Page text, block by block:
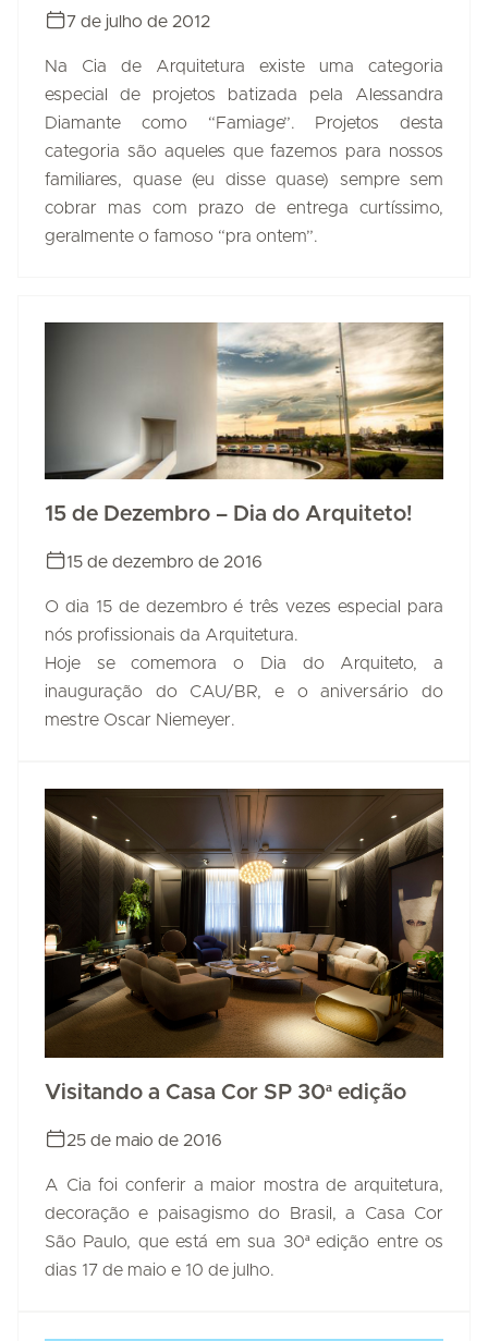
7 de julho de 2012
Na Cia de Arquitetura existe uma categoria
especial de projetos batizada pela Alessandra
Diamante como “Famiage”. Projetos desta
categoria são aqueles que fazemos para nossos
familiares, quase (eu disse quase) sempre sem
cobrar mas com prazo de entrega curtíssimo,
geralmente o famoso “pra ontem”.
15 de Dezembro – Dia do Arquiteto!
15 de dezembro de 2016
O dia 15 de dezembro é três vezes especial para
nós profissionais da Arquitetura.
Hoje se comemora o Dia do Arquiteto, a
inauguração do CAU/BR, e o aniversário do
mestre Oscar Niemeyer.
Visitando a Casa Cor SP 30ª edição
25 de maio de 2016
A Cia foi conferir a maior mostra de arquitetura,
decoração e paisagismo do Brasil, a Casa Cor
São Paulo, que está em sua 30ª edição entre os
dias 17 de maio e 10 de julho.